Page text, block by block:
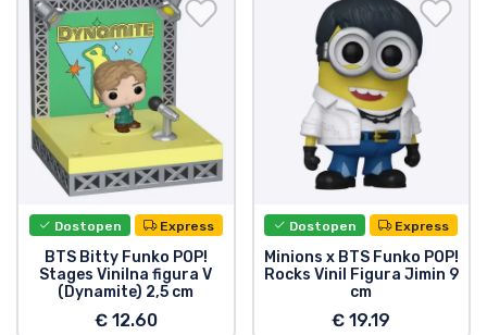
Dostopen Express
BTS Bitty Funko POP!
Stages Vinilna figura V
(Dynamite) 2,5 cm
€ 12.60
Dostopen Express
Minions x BTS Funko POP!
Rocks Vinil Figura Jimin 9
cm
€ 19.19